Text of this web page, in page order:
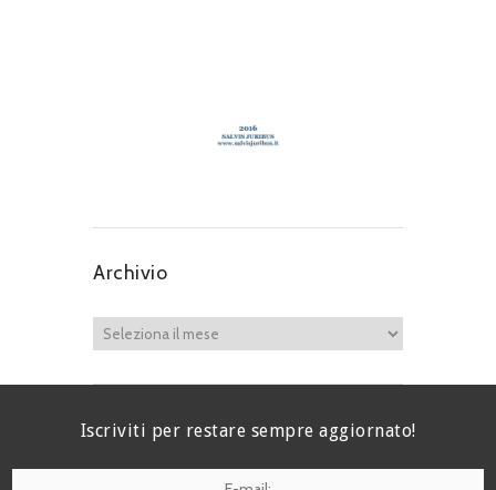
Archivio
Iscriviti per restare sempre aggiornato!